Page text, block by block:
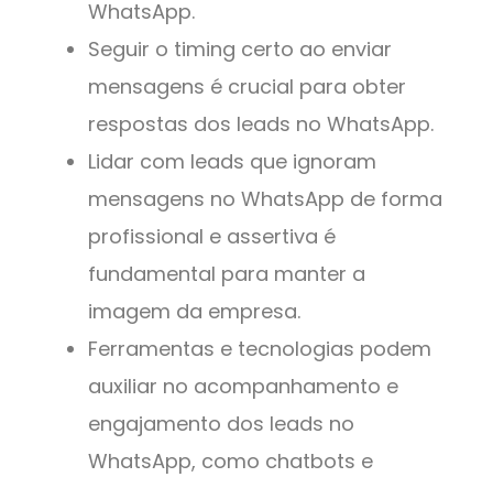
WhatsApp.
Seguir o timing certo ao enviar
mensagens é crucial para obter
respostas dos leads no WhatsApp.
Lidar com leads que ignoram
mensagens no WhatsApp de forma
profissional e assertiva é
fundamental para manter a
imagem da empresa.
Ferramentas e tecnologias podem
auxiliar no acompanhamento e
engajamento dos leads no
WhatsApp, como chatbots e